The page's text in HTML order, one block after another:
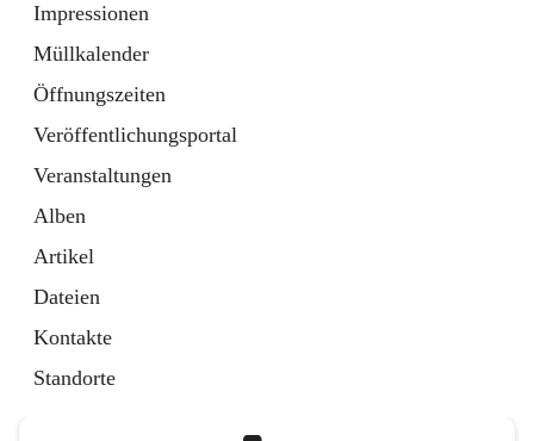
Impressionen
Müllkalender
Öffnungszeiten
Veröffentlichungsportal
Veranstaltungen
Alben
Artikel
Dateien
Kontakte
Standorte
Bürgerservice
10 Schnellzugriffe